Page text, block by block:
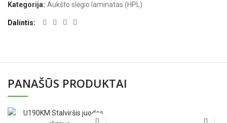
Kategorija: Aukšto slėgio laminatas (HPL)
Dalintis
PANAŠŪS PRODUKTAI